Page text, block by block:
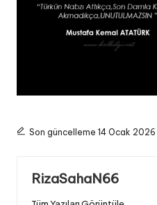
Son güncelleme 14 Ocak 2026
RizaSahaN66